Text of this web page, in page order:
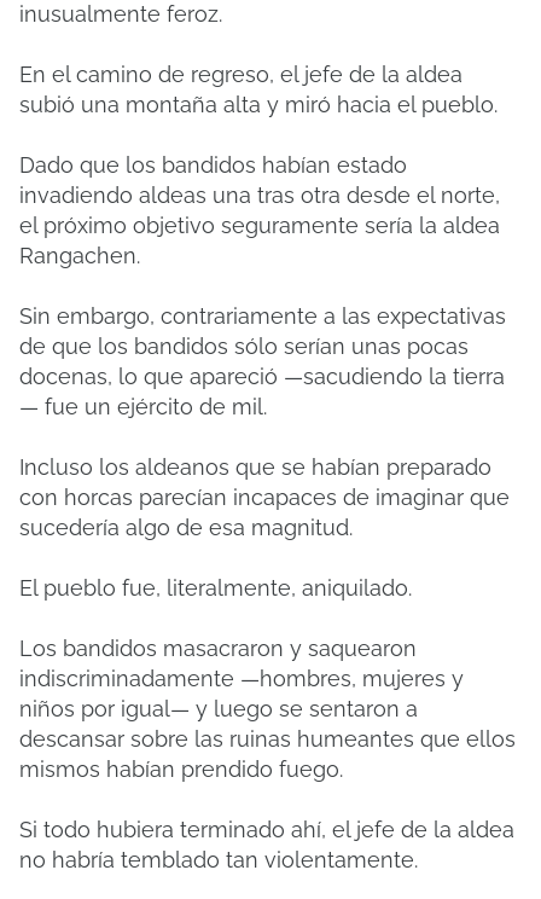
inusualmente feroz.
En el camino de regreso, el jefe de la aldea
subió una montaña alta y miró hacia el pueblo.
Dado que los bandidos habían estado
invadiendo aldeas una tras otra desde el norte,
el próximo objetivo seguramente sería la aldea
Rangachen.
Sin embargo, contrariamente a las expectativas
de que los bandidos sólo serían unas pocas
docenas, lo que apareció —sacudiendo la tierra
— fue un ejército de mil.
Incluso los aldeanos que se habían preparado
con horcas parecían incapaces de imaginar que
sucedería algo de esa magnitud.
El pueblo fue, literalmente, aniquilado.
Los bandidos masacraron y saquearon
indiscriminadamente —hombres, mujeres y
niños por igual— y luego se sentaron a
descansar sobre las ruinas humeantes que ellos
mismos habían prendido fuego.
Si todo hubiera terminado ahí, el jefe de la aldea
no habría temblado tan violentamente.